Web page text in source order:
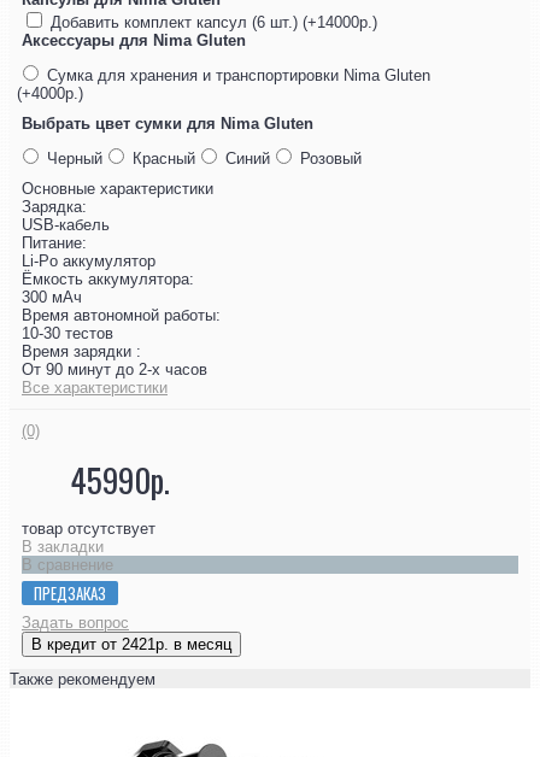
Добавить комплект капсул (6 шт.) (+14000р.)
Аксессуары для Nima Gluten
Сумка для хранения и транспортировки Nima Gluten
(+4000р.)
Выбрать цвет сумки для Nima Gluten
Черный
Красный Синий
Розовый
Основные характеристики
Зарядка:
USB-кабель
Питание:
Li-Po аккумулятор
Ёмкость аккумулятора:
300 мАч
Время автономной работы:
10-30 тестов
Время зарядки :
От 90 минут до 2-х часов
Все характеристики
(0)
45990р.
товар отсутствует
В закладки
В сравнение
ПРЕДЗАКАЗ
Задать вопрос
В кредит от 2421р. в месяц
Также рекомендуем